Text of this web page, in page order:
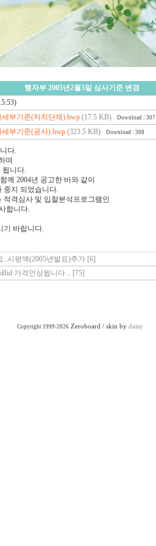
행자부 2005년2월3일 심사기준 변경
세부기준(자치단체).hwp (17.5 KB) Download : 307
세부기준(공사).hwp (323.5 KB) Download : 308
다.
며
됩니다.
께 2004년 공고한 바와 같이
중지 되었습니다.
격심사 및 입찰분석프로그램인
합니다.
기 바랍니다.
시평액(2005년발표)추가 [6]
가격인상됩니다... [75]
Copyright 1999-2026 Zeroboard / skin by daisy